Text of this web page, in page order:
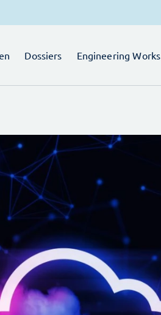
Dossiers Engineering Works